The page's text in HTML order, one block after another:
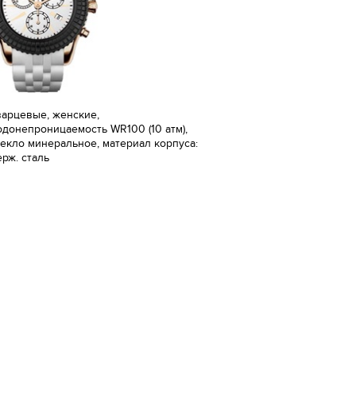
женские,
WR100 (10 атм),
минеральное, материал корпуса:
сталь